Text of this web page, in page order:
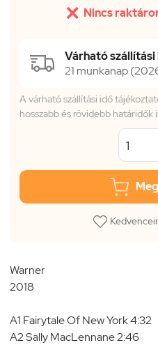
 Nincs
Várható szállítási
21 munkanap
A várható szállítási idő
hosszabb és rövidebb határidők
Warner
2018
A1 Fairytale Of New York 4:32
A2 Sally MacLennane 2:46